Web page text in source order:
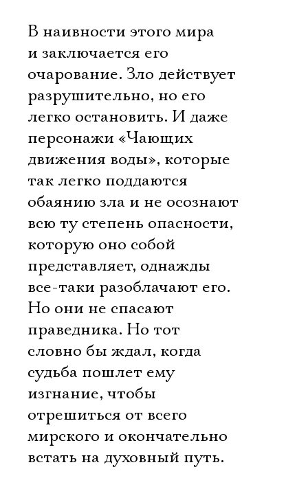
В наивности этого мира
и заключается его
очарование. Зло действует
разрушительно, но его
легко остановить. И даже
персонажи «Чающих
движения воды», которые
так легко поддаются
обаянию зла и не осознают
всю ту степень опасности,
которую оно собой
представляет, однажды
все-таки разоблачают его.
Но они не спасают
праведника. Но тот
словно бы ждал, когда
судьба пошлет ему
изгнание, чтобы
отрешиться от всего
мирского и окончательно
встать на духовный путь.